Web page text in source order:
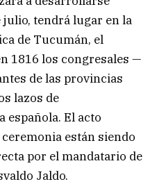
tendrá lugar en la
de Tucumán, el
1816 los congresales —
de las provincias
lazos de
española. El acto
están siendo
por el mandatario de
Jaldo.